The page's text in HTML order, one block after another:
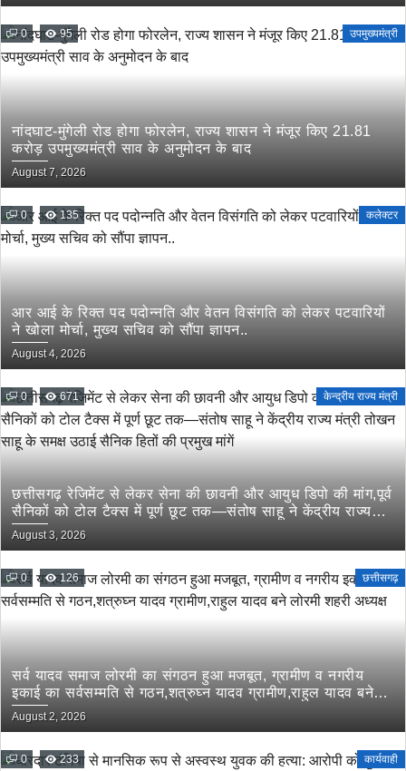
0 95 उपमुख्यमंत्री
नांदघाट-मुंगेली रोड होगा फोरलेन, राज्य शासन ने मंजूर किए 21.81
करोड़ उपमुख्यमंत्री साव के अनुमोदन के बाद
August 7, 2026
0 135 कलेक्टर
आर आई के रिक्त पद पदोन्नति और वेतन विसंगति को लेकर पटवारियों
ने खोला मोर्चा, मुख्य सचिव को सौंपा ज्ञापन..
August 4, 2026
0 671 केन्द्रीय राज्य मंत्री
छत्तीसगढ़ रेजिमेंट से लेकर सेना की छावनी और आयुध डिपो की मांग,पूर्व
सैनिकों को टोल टैक्स में पूर्ण छूट तक—संतोष साहू ने केंद्रीय राज्य
मंत्री तोखन साहू के समक्ष उठाई सैनिक हितों की प्रमुख मांगें
August 3, 2026
0 126 छत्तीसगढ़
सर्व यादव समाज लोरमी का संगठन हुआ मजबूत, ग्रामीण व नगरीय
इकाई का सर्वसम्मति से गठन,शत्रुघ्न यादव ग्रामीण,राहुल यादव बने
लोरमी शहरी अध्यक्ष
August 2, 2026
0 233 कार्यवाही